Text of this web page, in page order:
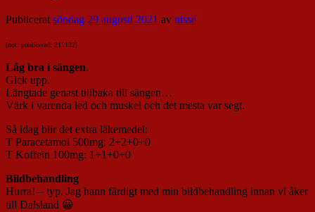
Publiceratsöndag 29 augusti 2021 av nisse
[not: publicerad: 211122]
Låg bra i sängen.
Gick upp.
Längtade genast tillbaka till sängen…
Värk i varenda led och muskel och det mesta var segt.
Så idag blir det extra läkemedel:
T Paracetamol 500mg: 2+2+0+0
T Koffein 100mg: 1+1+0+0
Bildbehandling
Hurra! – typ. Jag hann färdigt med min bildbehandling innan vi åker
till Dalsland 😀